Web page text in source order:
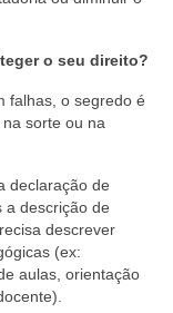
o seu direito?
falhas, o segredo é
na sorte ou na
declaração de
a descrição de
descrever
(ex:
aulas, orientação